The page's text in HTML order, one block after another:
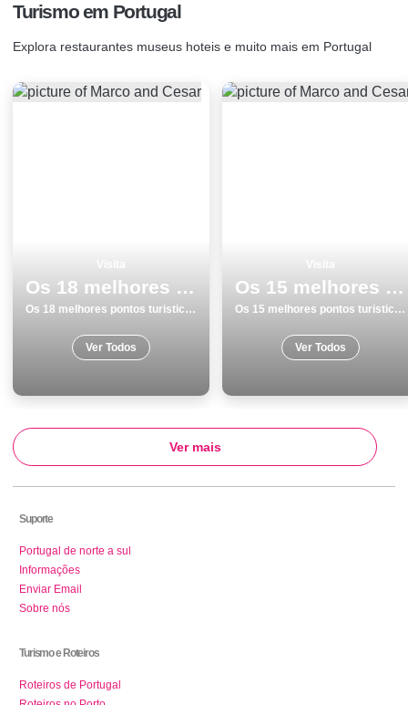
Turismo em Portugal
Explora restaurantes museus hoteis e muito mais em Portugal
Os 18 melhores pontos turisticos para visitar em Beja
Os 18 melhores pontos turisticos para visitar em Beja
Ver Todos
Os 15 melhores pontos turisticos para visitar em Faro
Os 15 melhores pontos turisticos para visitar em Faro
Ver Todos
Ver mais
Suporte
Portugal de norte a sul
Informações
Enviar Email
Sobre nós
Turismo e Roteiros
Roteiros de Portugal